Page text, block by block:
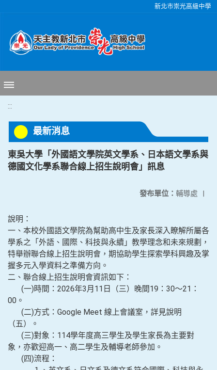
新北市崇光高級中學
:::
最新消息
東吳大學「外國語文學院英文學系、日本語文學系與
德國文化學系聯合線上招生說明會」訊息
發布單位： 輔導處 |
說明：
一、本校外國語文學院為幫助高中生及家長深入瞭解所屬各
學系之「外語、國際、科技與永續」教學理念和未來規劃，
特舉辦聯合線上招生說明會，期協助學生探索學科興趣及掌
握多元入學資料之準備方向。
二、聯合線上招生說明會資訊如下：
(一)時間：2026年3月11日（三）晚間19：30～21：
00。
(二)方式：Google Meet 線上會議室，詳見說明
（五）。
(三)對象：114學年度高三學生及學生家長為主要對
象，亦歡迎高一、高二學生及輔導老師參加。
(四)流程：